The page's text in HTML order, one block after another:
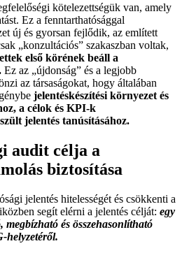
kötelezettségük van, amely
Ez a fenntarthatósággal
új és gyorsan fejlődik, az említett
„konzultációs” szakaszban voltak,
első körének beáll a
Ez az „újdonság” és a legjobb
az társaságokat, hogy általában
jelentéskészítési környezet és
a célok és KPI-k
jelentés tanúsításához.
audit célja a
biztosítása
jelentés hitelességét és csökkenti a
segít elérni a jelentés célját: egy
és összehasonlítható
helyzetéről.